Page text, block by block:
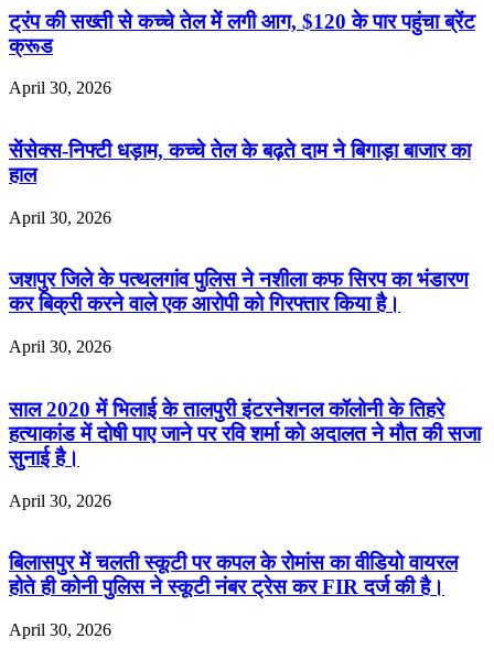
ट्रंप की सख्ती से कच्चे तेल में लगी आग, $120 के पार पहुंचा ब्रेंट
क्रूड
April 30, 2026
सेंसेक्स-निफ्टी धड़ाम, कच्चे तेल के बढ़ते दाम ने बिगाड़ा बाजार का
हाल
April 30, 2026
जशपुर जिले के पत्थलगांव पुलिस ने नशीला कफ सिरप का भंडारण
कर बिक्री करने वाले एक आरोपी को गिरफ्तार किया है।
April 30, 2026
साल 2020 में भिलाई के तालपुरी इंटरनेशनल कॉलोनी के तिहरे
हत्याकांड में दोषी पाए जाने पर रवि शर्मा को अदालत ने मौत की सजा
सुनाई है।
April 30, 2026
बिलासपुर में चलती स्कूटी पर कपल के रोमांस का वीडियो वायरल
होते ही कोनी पुलिस ने स्कूटी नंबर ट्रेस कर FIR दर्ज की है।
April 30, 2026